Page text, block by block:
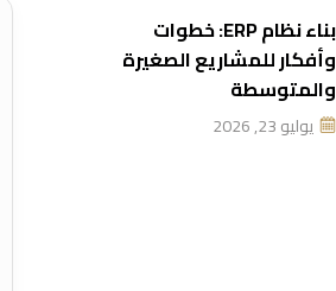
بناء نظام ERP: خطوات
وأفكار للمشاريع الصغيرة
والمتوسطة
يوليو 23, 2026